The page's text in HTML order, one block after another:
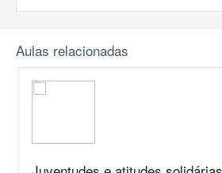
Aulas relacionadas